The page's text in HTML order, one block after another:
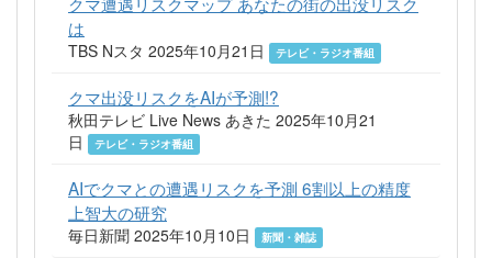
は
TBS Nスタ 2025年10月21日 テレビ・ラジオ番組
クマ出没リスクをAIが予測!?
秋田テレビ Live News あきた 2025年10月21
日
テレビ・ラジオ番組
AIでクマとの遭遇リスクを予測 6割以上の精度
上智大の研究
毎日新聞 2025年10月10日 新聞・雑誌